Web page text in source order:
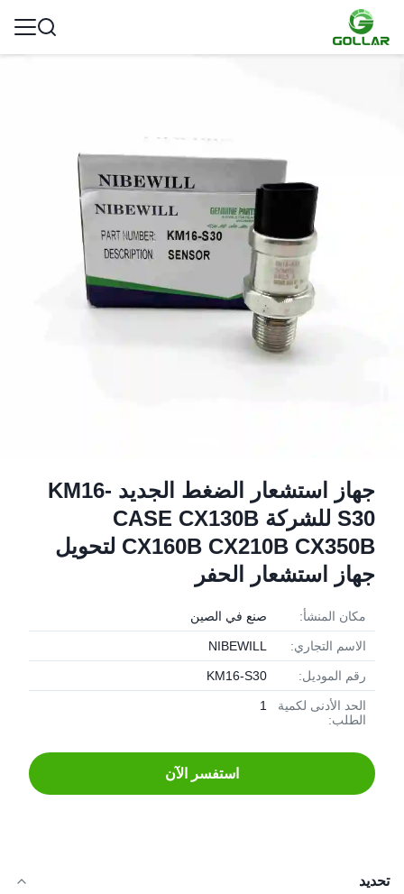
جهاز استشعار الضغط الجديد KM16-
S30 للشركة CASE CX130B
CX160B CX210B CX350B لتحويل
جهاز استشعار الحفر
مكان المنشأ: صنع في الصين
الاسم التجاري: NIBEWILL
رقم الموديل: KM16-S30
الحد الأدنى لكمية
الطلب:
1
استفسر الآن
تحديد